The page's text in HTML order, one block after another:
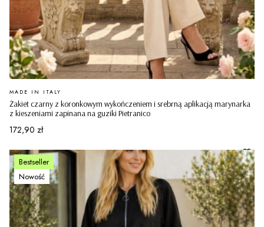
Żakiet czarny z koronkowym wykończeniem i srebrną aplikacją marynarka
z kieszeniami zapinana na guziki Pietranico
PRODUCENT
MADE IN ITALY
Cena
172,90 zł
Bestseller
Nowość